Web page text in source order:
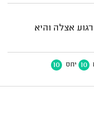
אצלה והיא
10 יחס 10